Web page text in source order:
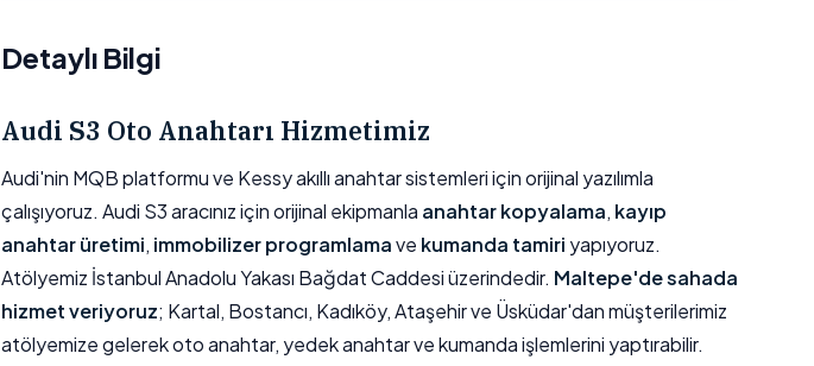
Detaylı Bilgi
Audi S3 Oto Anahtarı Hizmetimiz
Audi'nin MQB platformu ve Kessy akıllı anahtar sistemleri için orijinal yazılımla
çalışıyoruz. Audi S3 aracınız için orijinal ekipmanla anahtar kopyalama, kayıp
anahtar üretimi, immobilizer programlamave kumanda tamiri yapıyoruz.
Atölyemiz İstanbul Anadolu Yakası Bağdat Caddesi üzerindedir. Maltepe'de sahada
hizmet veriyoruz; Kartal, Bostancı, Kadıköy, Ataşehir ve Üsküdar'dan müşterilerimiz
atölyemize gelerek oto anahtar, yedek anahtar ve kumanda işlemlerini yaptırabilir.